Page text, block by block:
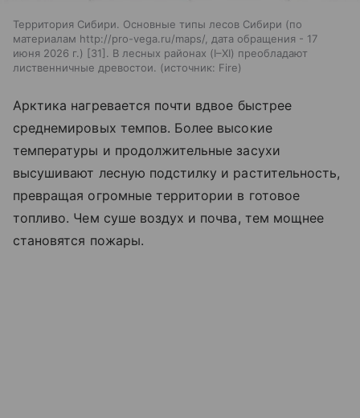
Территория Сибири. Основные типы лесов Сибири (по
материалам http://pro-vega.ru/maps/, дата обращения - 17
июня 2026 г.) [31]. В лесных районах (I–XI) преобладают
лиственничные древостои.
источник: Fire
Арктика нагревается почти вдвое быстрее
среднемировых темпов. Более высокие
температуры и продолжительные засухи
высушивают лесную подстилку и растительность,
превращая огромные территории в готовое
топливо. Чем суше воздух и почва, тем мощнее
становятся пожары.